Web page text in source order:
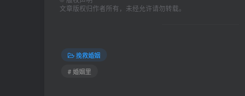
文章版权归作者所有，未经允许请勿转载。
挽救婚姻
# 婚姻里